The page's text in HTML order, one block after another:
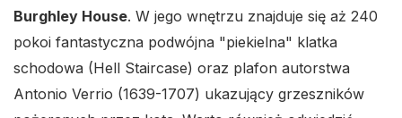
Burghley House. W jego wnętrzu znajduje się aż 240
pokoi fantastyczna podwójna "piekielna" klatka
schodowa (Hell Staircase) oraz plafon autorstwa
Antonio Verrio (1639-1707) ukazujący grzeszników